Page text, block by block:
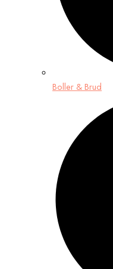
Boller & Brud